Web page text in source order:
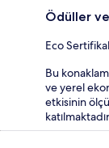
Ödüller
Eco
Bu
ve yerel
etkisinin